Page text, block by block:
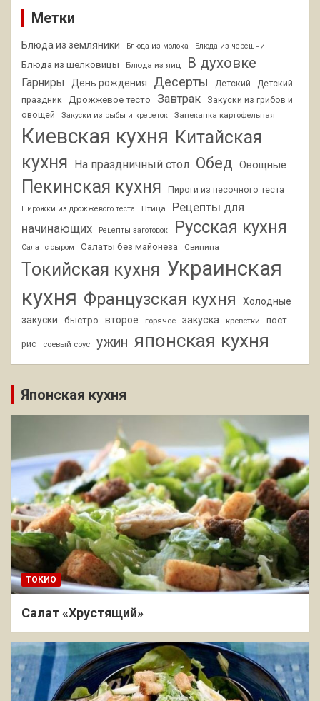
Метки
Блюда из земляники Блюда из молока Блюда из черешни
Блюда из шелковицы Блюда из яиц В духовке
Гарниры День рождения Десерты Детский
Детский
праздник
Дрожжевое тесто Завтрак
Закуски из грибов и
овощей
Закуски из рыбы и креветок Запеканка картофельная
Киевская кухня Китайская
кухня На праздничный стол Обед Овощные
Пекинская кухня Пироги из песочного теста
Пирожки из дрожжевого теста Птица
Рецепты для
начинающих
Рецепты заготовок Русская кухня
Салат с сыром Салаты без майонеза Свинина
Токийская кухня Украинская
кухня Французская кухня
Холодные
закуски
быстро второе горячее закуска креветки пост
рис соевый соус ужин японская кухня
Японская кухня
ТОКИО
Салат «Хрустящий»